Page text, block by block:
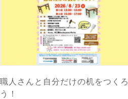
職人さんと自分だけの机をつくろ
う！